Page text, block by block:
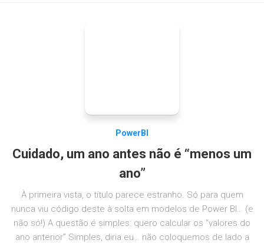
PowerBI
Cuidado, um ano antes não é “menos um
ano”
À primeira vista, o título parece estranho. Só para quem
nunca viu código deste à solta em modelos de Power BI… (e
não só!) A questão é simples: quero calcular os “valores do
ano anterior” Simples, diria eu… não coloquemos de lado a